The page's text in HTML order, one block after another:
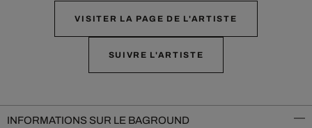
VISITER LA PAGE DE L'ARTISTE
SUIVRE L'ARTISTE
INFORMATIONS SUR LE BAGROUND